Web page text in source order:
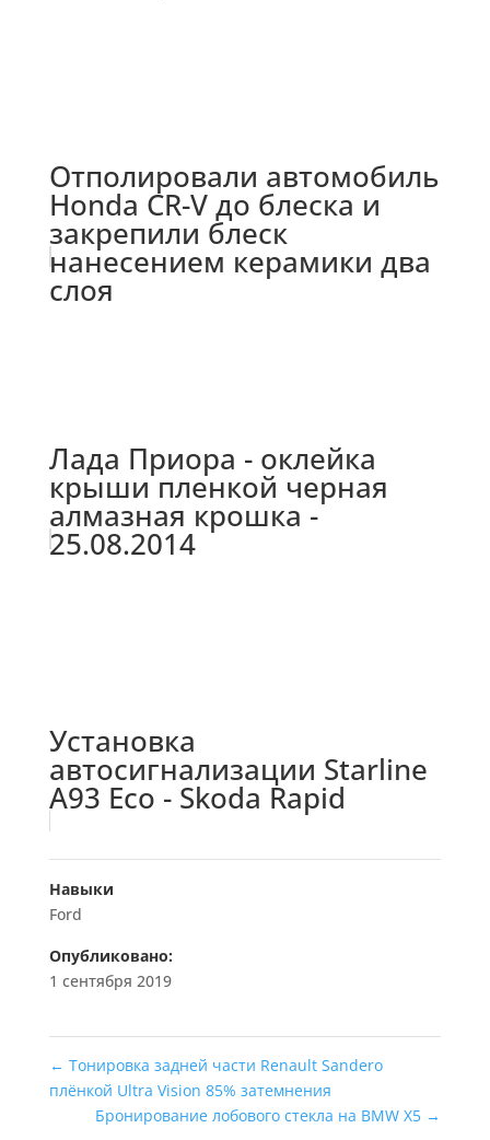
Отполировали автомобиль
Honda CR-V до блеска и
закрепили блеск
нанесением керамики два
слоя
Лада Приора - оклейка
крыши пленкой черная
алмазная крошка -
25.08.2014
Установка
автосигнализации Starline
A93 Eco - Skoda Rapid
Навыки
Ford
Опубликовано:
1 сентября 2019
← Тонировка задней части Renault Sandero
плёнкой Ultra Vision 85% затемнения
Бронирование лобового стекла на BMW X5 →